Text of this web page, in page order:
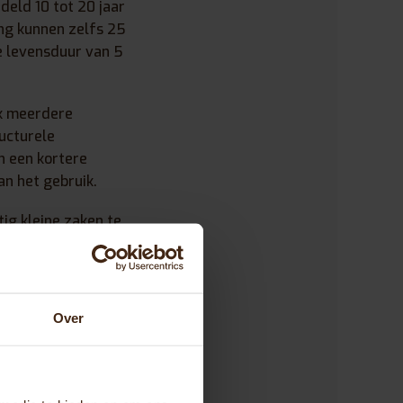
Over
10 tot 20 jaar
kunnen zelfs 25
levensduur van 5
meerdere
een kortere
het gebruik.
kleine zaken te
nodig